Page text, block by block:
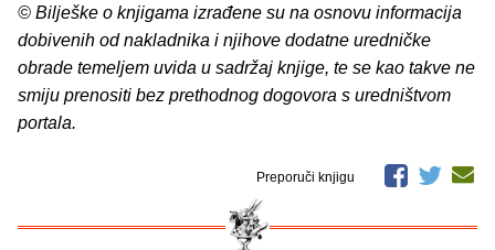
© Bilješke o knjigama izrađene su na osnovu informacija
dobivenih od nakladnika i njihove dodatne uredničke
obrade temeljem uvida u sadržaj knjige, te se kao takve ne
smiju prenositi bez prethodnog dogovora s uredništvom
portala.
Preporuči knjigu